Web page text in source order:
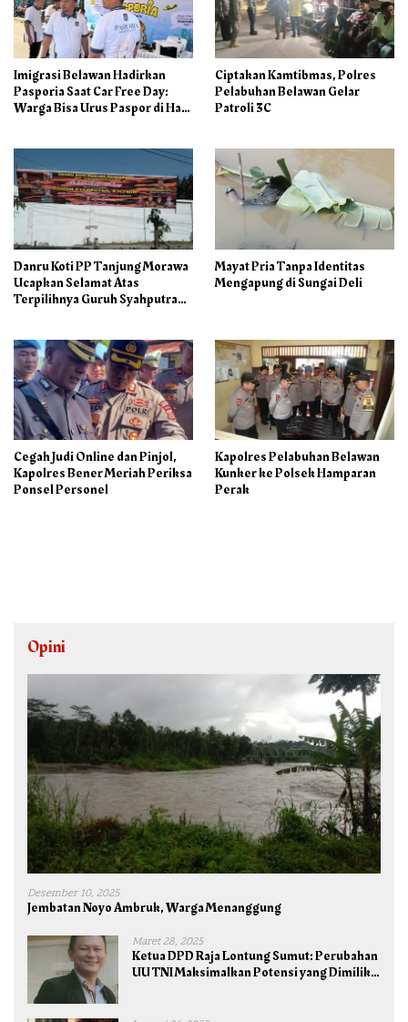
Imigrasi Belawan Hadirkan
Pasporia Saat Car Free Day:
Warga Bisa Urus Paspor di Hari
Ciptakan Kamtibmas, Polres
Pelabuhan Belawan Gelar
Patroli 3C
Danru Koti PP Tanjung Morawa
Ucapkan Selamat Atas
Terpilihnya Guruh Syahputra
Mayat Pria Tanpa Identitas
Mengapung di Sungai Deli
Cegah Judi Online dan Pinjol,
Kapolres Bener Meriah Periksa
Ponsel Personel
Kapolres Pelabuhan Belawan
Kunker ke Polsek Hamparan
Perak
Opini
Desember 10, 2025
Jembatan Noyo Ambruk, Warga Menanggung
Maret 28, 2025
Ketua DPD Raja Lontung Sumut: Perubahan
UU TNI Maksimalkan Potensi yang Dimiliki